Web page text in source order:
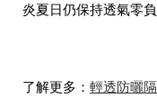
炎夏日仍保持透氣零負
了解更多： 輕透防曬